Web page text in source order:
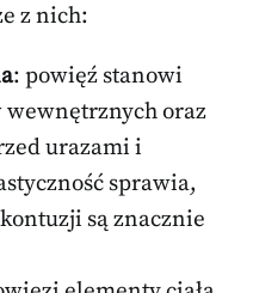
z nich:
: powięź stanowi
oraz
urazami i
sprawia,
są znacznie